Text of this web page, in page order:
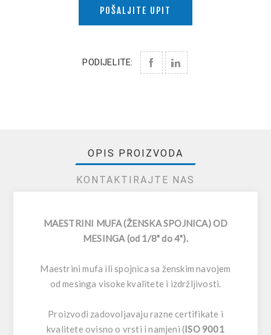
POŠALJITE UPIT
PODIJELITE:
OPIS PROIZVODA
KONTAKTIRAJTE NAS
MAESTRINI MUFA (ŽENSKA SPOJNICA) OD
MESINGA (od 1/8" do 4").
Maestrini mufa ili spojnica sa ženskim navojem
od mesinga visoke kvalitete i izdržljivosti.
Proizvodi zadovoljavaju razne certifikate i
kvalitete ovisno o vrsti i namjeni (ISO 9001